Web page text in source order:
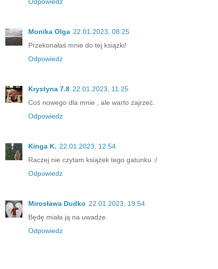
Odpowiedz
Monika Olga 22.01.2023, 08:25
Przekonałaś mnie do tej książki!
Odpowiedz
Krystyna 7.8 22.01.2023, 11:25
Coś nowego dla mnie , ale warto zajrzeć.
Odpowiedz
Kinga K. 22.01.2023, 12:54
Raczej nie czytam książek tego gatunku :/
Odpowiedz
Mirosława Dudko 22.01.2023, 19:54
Będę miała ją na uwadze.
Odpowiedz